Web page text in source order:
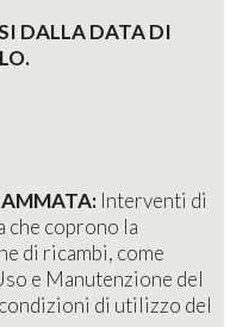
DALLA DATA DI
Interventi di
che coprono la
di ricambi, come
e Manutenzione del
di utilizzo del